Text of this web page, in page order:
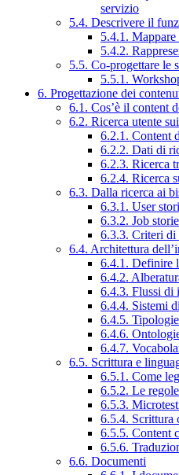
servizio
5.4. Descrivere il
5.4.1. Mappare
5.4.2.
5.5. Co-progettare le
5.5.1.
6. Progettazione dei
6.1. Cos’è il content
6.2. Ricerca utente
6.2.1. Content
6.2.2. Dati di
6.2.3. Ricerca
6.2.4. Ricerca
6.3. Dalla ricerca ai
6.3.1. User
6.3.2. Job
6.3.3. Criteri di
6.4. Architettura
6.4.1. Definire
6.4.2.
6.4.3. Flussi di
6.4.4. Sistemi
6.4.5.
6.4.6.
6.4.7.
6.5. Scrittura e
6.5.1. Come
6.5.2. Le
6.5.3.
6.5.4. Scrittura
6.5.5. Content
6.5.6.
6.6. Documenti